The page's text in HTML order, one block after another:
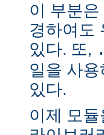
이 부분
경하여도
있다. 또,
일을 사
있다.
이제 모